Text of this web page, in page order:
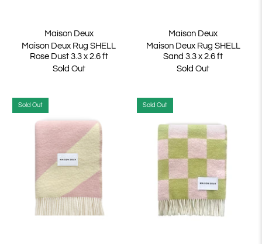
Maison Deux
Maison Deux Rug SHELL
Rose Dust 3.3 x 2.6 ft
Sold Out
Maison Deux
Maison Deux Rug SHELL
Sand 3.3 x 2.6 ft
Sold Out
Sold Out Sold Out